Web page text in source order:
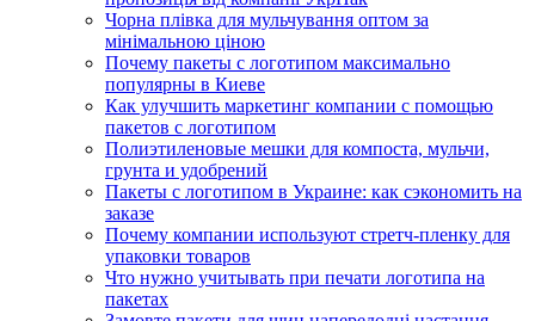
Чорна плівка для мульчування оптом за
мінімальною ціною
Почему пакеты с логотипом максимально
популярны в Киеве
Как улучшить маркетинг компании с помощью
пакетов с логотипом
Полиэтиленовые мешки для компоста, мульчи,
грунта и удобрений
Пакеты с логотипом в Украине: как сэкономить на
заказе
Почему компании используют стретч-пленку для
упаковки товаров
Что нужно учитывать при печати логотипа на
пакетах